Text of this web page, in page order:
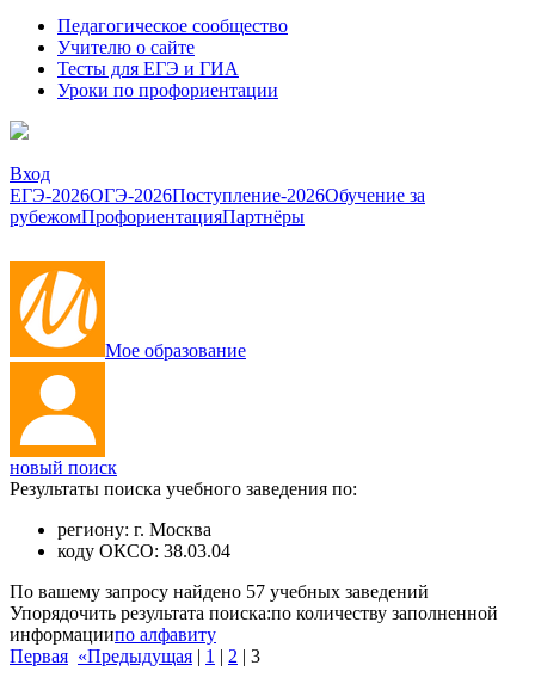
Педагогическое сообщество
Учителю о сайте
Тесты для ЕГЭ и ГИА
Уроки по профориентации
Вход
ЕГЭ-2026ОГЭ-2026Поступление-2026Обучение за
рубежомПрофориентацияПартнёры
Мое образование
новый поиск
Результаты поиска учебного заведения по:
региону: г. Москва
коду ОКСО: 38.03.04
По вашему запросу найдено 57 учебных заведений
Упорядочить результата поиска:по количеству заполненной
информациипо алфавиту
Первая «Предыдущая | 1 | 2 | 3